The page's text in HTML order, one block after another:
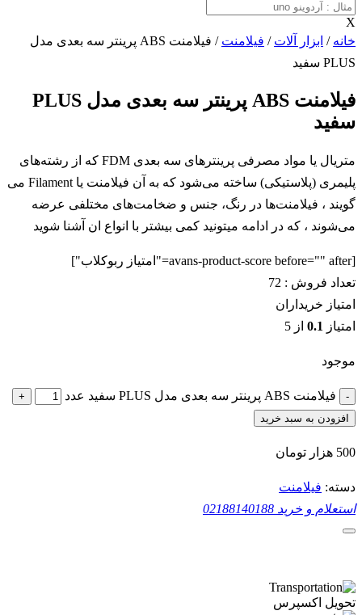
X
خانه / ابزار آلات / فیلامنت
/ فیلامنت ABS پرینتر سه بعدی مدل
PLUS سفید
فیلامنت ABS پرینتر سه بعدی مدل PLUS
سفید
متریال یا مواد مصرفی پرینترهای سه بعدی FDM که از رشته‌های
پلیمری (پلاستیکی) ساخته می‌شود که به آن فیلامنت یا Filament می
گویند ، فیلامنت‌ها در رنگ، جنس و ضخامت‌های مختلفی عرضه
می‌شوند ، که در ادامه میتونید کمی بیشتر با انواع ان آشنا شوید
[avans-product-score before="" after="امتیاز ربوکلاب"]
تعداد فروش : 72
امتیاز خریداران
امتیاز 0.1 از 5
موجود
- فیلامنت ABS پرینتر سه بعدی مدل PLUS سفید عدد
+
افزودن به سبد خرید
500 هزار تومان
دسته: فیلامنت
استعلام و خرید 02188140188
تحویل اکسپرس